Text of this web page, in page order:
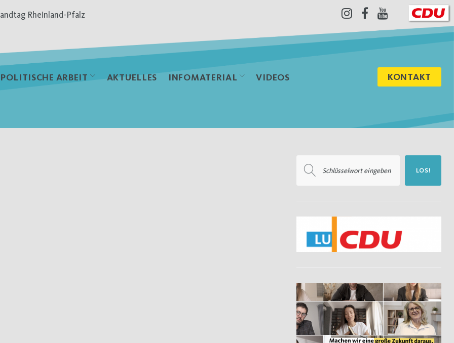
Rheinland-Pfalz
Instagram
Facebook
Youtube
POLITISCHE ARBEIT AKTUELLES INFOMATERIAL VIDEOS KONTAKT
nach:
LOS!